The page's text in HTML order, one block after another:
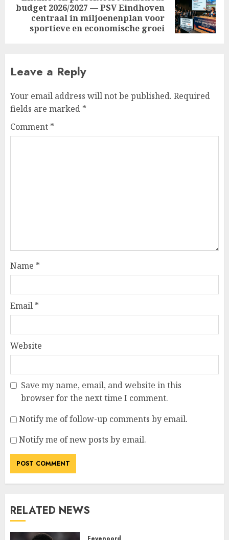
Next
post:
budget 2026/2027 — PSV Eindhoven
centraal in miljoenenplan voor
sportieve en economische groei
Leave a Reply
Your email address will not be published. Required
fields are marked *
Comment *
Name *
Email *
Website
Save my name, email, and website in this
browser for the next time I comment.
Notify me of follow-up comments by email.
Notify me of new posts by email.
RELATED NEWS